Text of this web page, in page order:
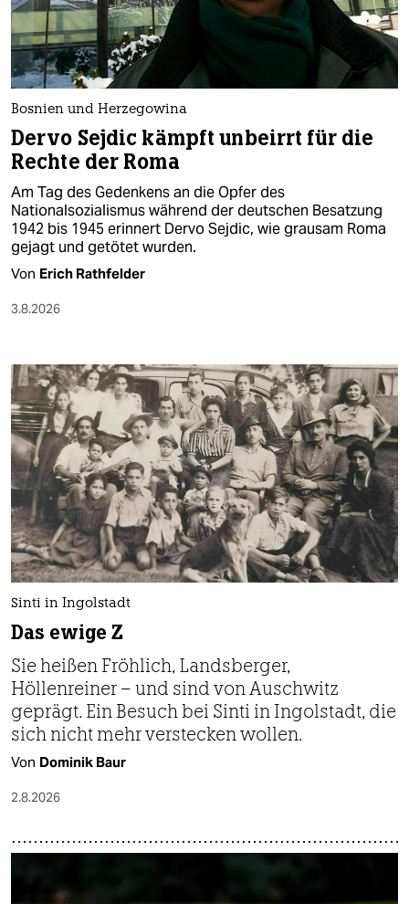
nord
wahrheit
verlag
verlag
veranstaltungen
shop
fragen & hilfe
unterstützen
genossenschaft
epaper login
Bosnien und Herzegowina
Dervo Sejdic kämpft unbeirrt für die
Rechte der Roma
Am Tag des Gedenkens an die Opfer des
Nationalsozialismus während der deutschen Besatzung
1942 bis 1945 erinnert Dervo Sejdic, wie grausam Roma
gejagt und getötet wurden.
Von Erich Rathfelder
3.8.2026
Sinti in Ingolstadt
Das ewige Z
Sie heißen Fröhlich, Landsberger,
Höllenreiner – und sind von Auschwitz
geprägt. Ein Besuch bei Sinti in Ingolstadt, die
sich nicht mehr verstecken wollen.
Von Dominik Baur
2.8.2026